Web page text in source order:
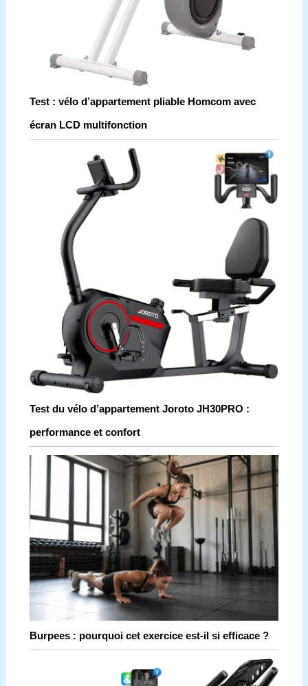
Test : vélo d’appartement pliable Homcom avec
écran LCD multifonction
Test du vélo d’appartement Joroto JH30PRO :
performance et confort
Burpees : pourquoi cet exercice est-il si efficace ?